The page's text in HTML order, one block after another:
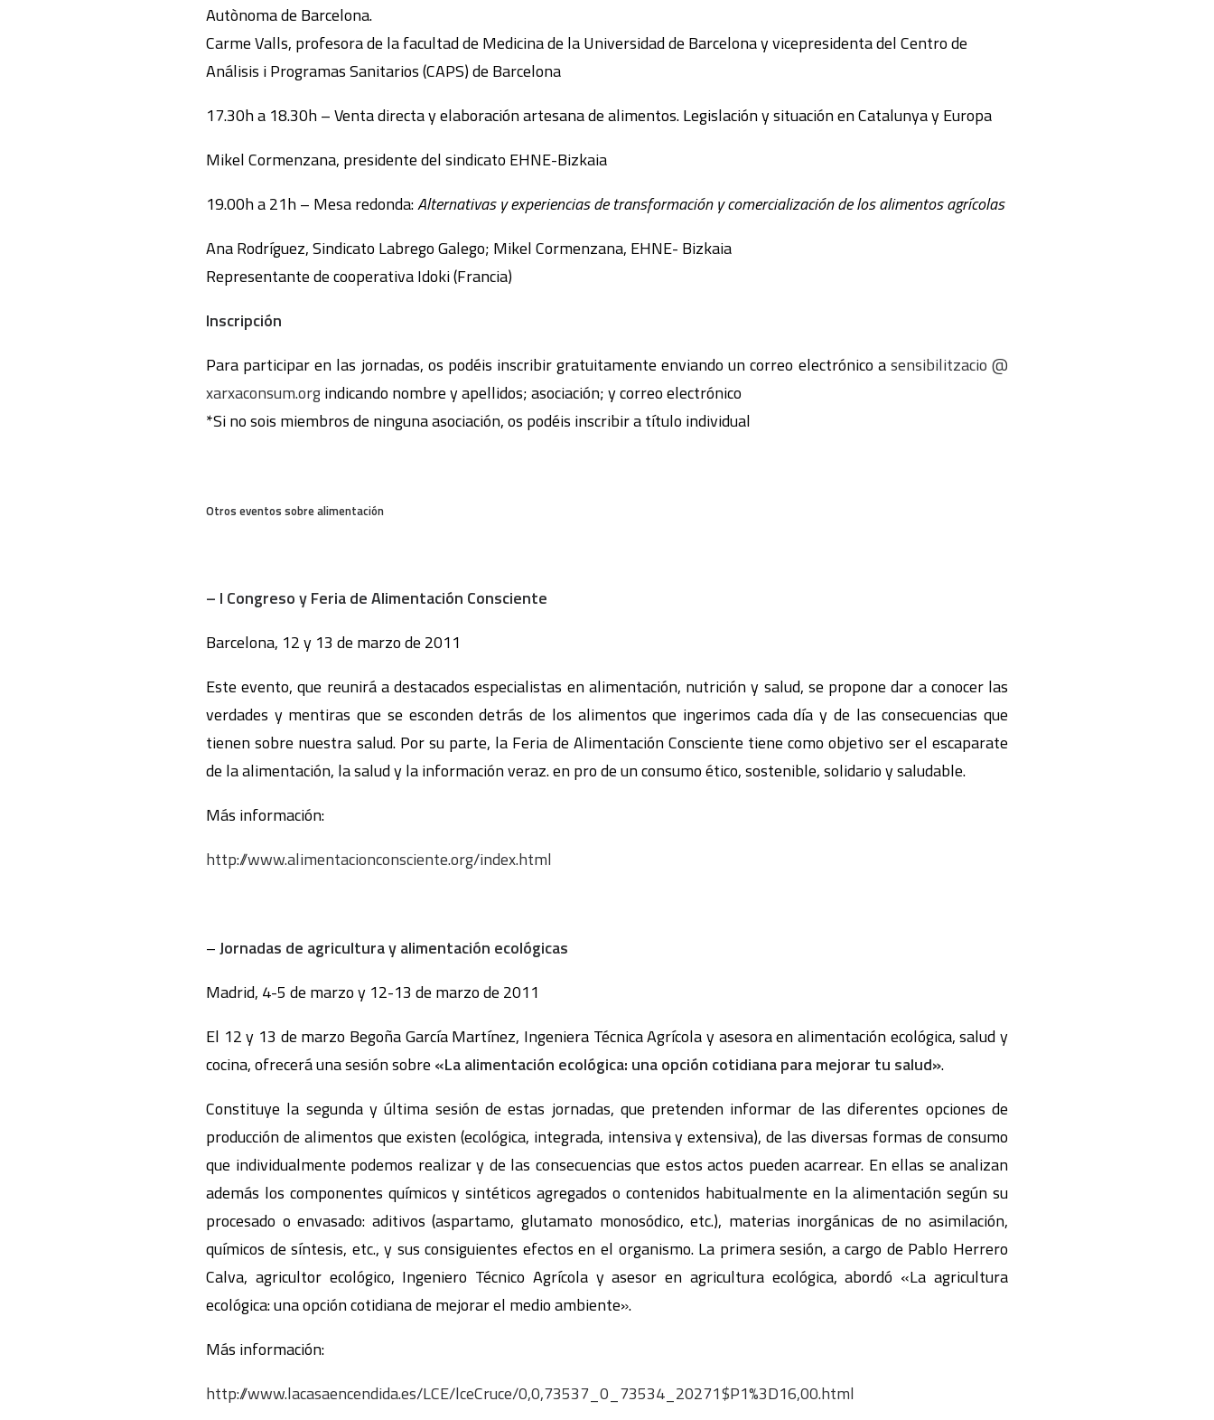
Autònoma de Barcelona.
Carme Valls, profesora de la facultad de Medicina de la Universidad de Barcelona y vicepresidenta del Centro de
Análisis i Programas Sanitarios (CAPS) de Barcelona
17.30h a 18.30h – Venta directa y elaboración artesana de alimentos. Legislación y situación en Catalunya y Europa
Mikel Cormenzana, presidente del sindicato EHNE-Bizkaia
19.00h a 21h – Mesa redonda:Alternativas y experiencias de transformación y comercialización de los alimentos agrícolas
Ana Rodríguez, Sindicato Labrego Galego; Mikel Cormenzana, EHNE- Bizkaia
Representante de cooperativa Idoki (Francia)
Inscripción
Para participar en las jornadas, os podéis inscribir gratuitamente enviando un correo electrónico asensibilitzacio @
xarxaconsum.orgindicando nombre y apellidos; asociación; y correo electrónico
*Si no sois miembros de ninguna asociación, os podéis inscribir a título individual
Otros eventos sobre alimentación
– I Congreso y Feria de Alimentación Consciente
Barcelona, 12 y 13 de marzo de 2011
Este evento, que reunirá a destacados especialistas en alimentación, nutrición y salud, se propone dar a conocer las
verdades y mentiras que se esconden detrás de los alimentos que ingerimos cada día y de las consecuencias que
tienen sobre nuestra salud. Por su parte, la Feria de Alimentación Consciente tiene como objetivo ser el escaparate
de la alimentación, la salud y la información veraz. en pro de un consumo ético, sostenible, solidario y saludable.
Más información:
http://www.alimentacionconsciente.org/index.html
–Jornadas de agricultura y alimentación ecológicas
Madrid, 4-5 de marzo y 12-13 de marzo de 2011
El 12 y 13 de marzo Begoña García Martínez, Ingeniera Técnica Agrícola y asesora en alimentación ecológica, salud y
cocina, ofrecerá una sesión sobre «La alimentación ecológica: una opción cotidiana para mejorar tu salud».
Constituye la segunda y última sesión de estas jornadas, que pretenden informar de las diferentes opciones de
producción de alimentos que existen (ecológica, integrada, intensiva y extensiva), de las diversas formas de consumo
que individualmente podemos realizar y de las consecuencias que estos actos pueden acarrear. En ellas se analizan
además los componentes químicos y sintéticos agregados o contenidos habitualmente en la alimentación según su
procesado o envasado: aditivos (aspartamo, glutamato monosódico, etc.), materias inorgánicas de no asimilación,
químicos de síntesis, etc., y sus consiguientes efectos en el organismo. La primera sesión, a cargo de Pablo Herrero
Calva, agricultor ecológico, Ingeniero Técnico Agrícola y asesor en agricultura ecológica, abordó «La agricultura
ecológica: una opción cotidiana de mejorar el medio ambiente».
Más información:
http://www.lacasaencendida.es/LCE/lceCruce/0,0,73537_0_73534_20271$P1%3D16,00.html